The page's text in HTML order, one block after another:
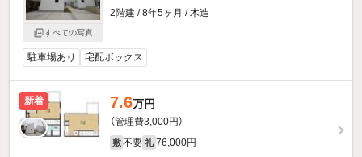
すべての写真
2階建 / 8年5ヶ月 / 木造
駐車場あり 宅配ボックス
新着 7.6万円
（管理費3,000円）
敷 不要 礼 76,000円